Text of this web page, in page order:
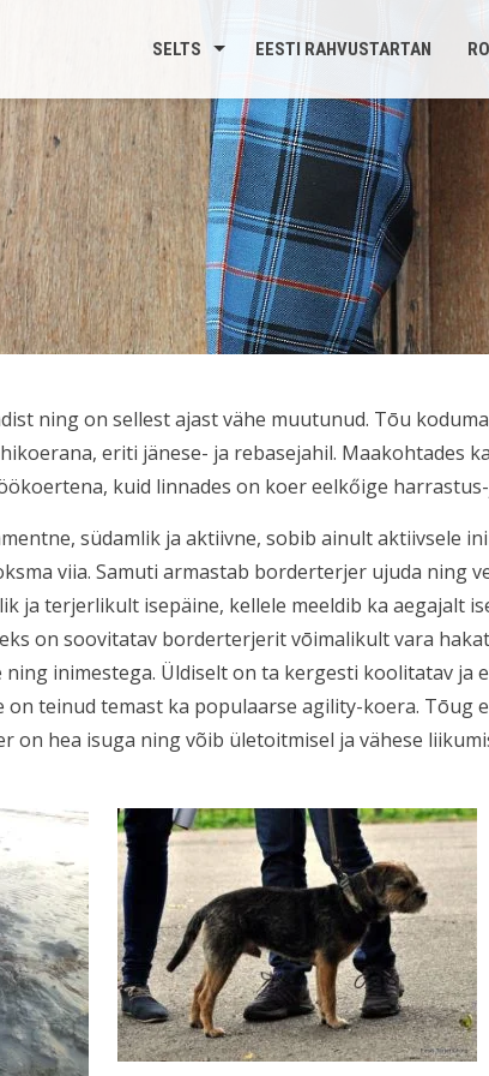
SELTS EESTI RAHVUSTARTAN
ning on sellest ajast vähe muutunud. Tōu
eriti jänese- ja rebasejahil. Maakohtades
kuid linnades on koer eelkőige
südamlik ja aktiivne, sobib ainult aktiivsele
viia. Samuti armastab borderterjer ujuda ning
ja terjerlikult isepäine, kellele meeldib ka aegajalt
on soovitatav borderterjerit vōimalikult vara
inimestega. Üldiselt on ta kergesti koolitatav ja
on teinud temast ka populaarse agility-koera. Tōug
on hea isuga ning võib ületoitmisel ja vähese